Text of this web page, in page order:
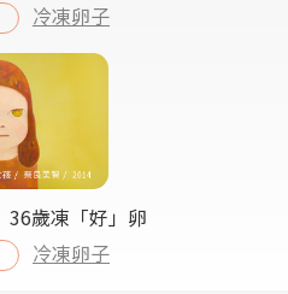
冷凍卵子
36歲凍「好」卵
冷凍卵子